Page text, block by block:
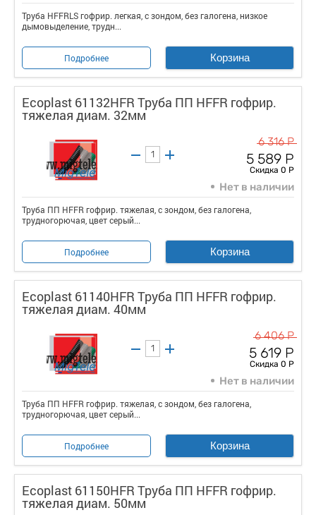
Труба HFFRLS гофрир. легкая, с зондом, без галогена, низкое
дымовыделение, трудн...
Подробнее Корзина
Ecoplast 61132HFR Труба ПП HFFR гофрир.
тяжелая диам. 32мм
6 316 Р
5 589 Р
Скидка 0 Р
Нет в наличии
Труба ПП HFFR гофрир. тяжелая, с зондом, без галогена,
трудногорючая, цвет серый...
Подробнее Корзина
Ecoplast 61140HFR Труба ПП HFFR гофрир.
тяжелая диам. 40мм
6 406 Р
5 619 Р
Скидка 0 Р
Нет в наличии
Труба ПП HFFR гофрир. тяжелая, с зондом, без галогена,
трудногорючая, цвет серый...
Подробнее Корзина
Ecoplast 61150HFR Труба ПП HFFR гофрир.
тяжелая диам. 50мм